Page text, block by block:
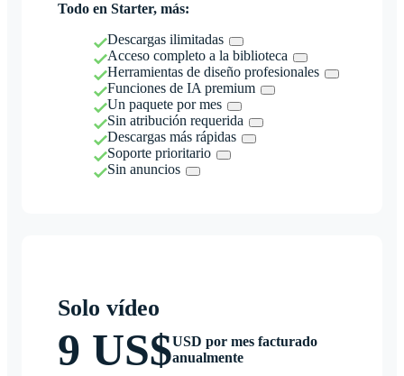
Todo en Starter, más:
Descargas ilimitadas
Acceso completo a la biblioteca
Herramientas de diseño profesionales
Funciones de IA premium
Un paquete por mes
Sin atribución requerida
Descargas más rápidas
Soporte prioritario
Sin anuncios
Solo vídeo
9 US$USD por mes facturado
anualmente